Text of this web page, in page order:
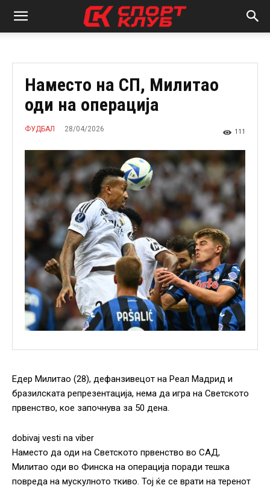
Наместо на СП, Милитао
оди на операција
ФУДБАЛ 28/04/2026 111
Едер Милитао (28), дефанзивецот на Реал Мадрид и
бразилската репрезентација, нема да игра на Светското
првенство, кое започнува за 50 дена.
dobivaj vesti na viber
Наместо да оди на Светското првенство во САД,
Милитао оди во Финска на операција поради тешка
повреда на мускулното ткиво. Тој ќе се врати на теренот